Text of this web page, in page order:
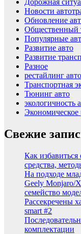
Дорожная
Новости
Обновление
Общественный
Популярные
Развитие авто
Развитие
Разное
рестайлинг
Транспортная
Тюнинг авто
экологичность
Экономическое
Свежие
Как
средства,
На подходе
Geely Monjaro/
семейство
Рассекречены
smart #2
комплектации